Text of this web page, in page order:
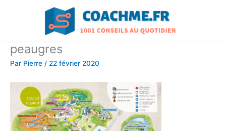
peaugres
Par Pierre / 22 février 2020